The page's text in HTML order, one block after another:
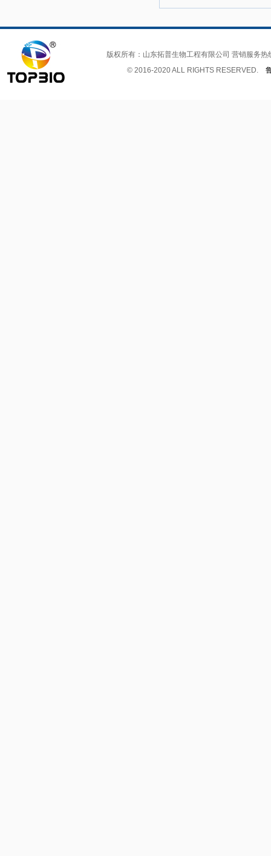
版权所有：山东拓普生物工程有限公司 营销服务热
© 2016-2020 ALL RIGHTS RESERVED.